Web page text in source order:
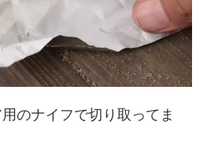
のナイフで切り取ってま